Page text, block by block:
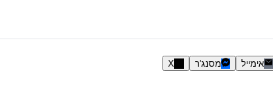
אימייל מסנג'ר X